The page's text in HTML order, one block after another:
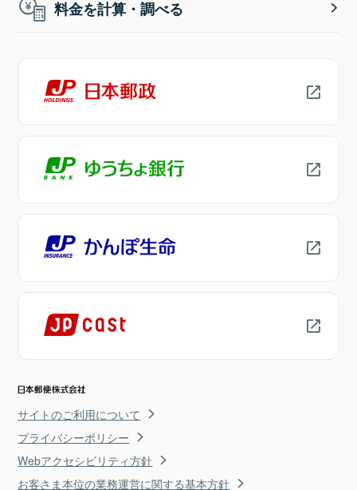
料金を計算・調べる
サイトのご利用について
プライバシーポリシー
Webアクセシビリティ方針
お客さま本位の業務運営に関する基本方針